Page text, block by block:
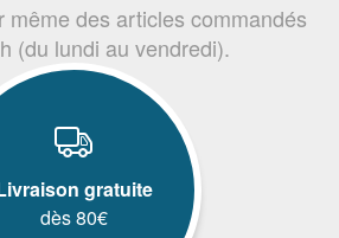
même des articles commandés
(du lundi au vendredi).
gratuite
dès 80€